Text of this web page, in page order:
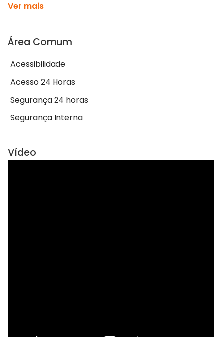
Ver mais
Área Comum
Acessibilidade
Acesso 24 Horas
Segurança 24 horas
Segurança Interna
Vídeo